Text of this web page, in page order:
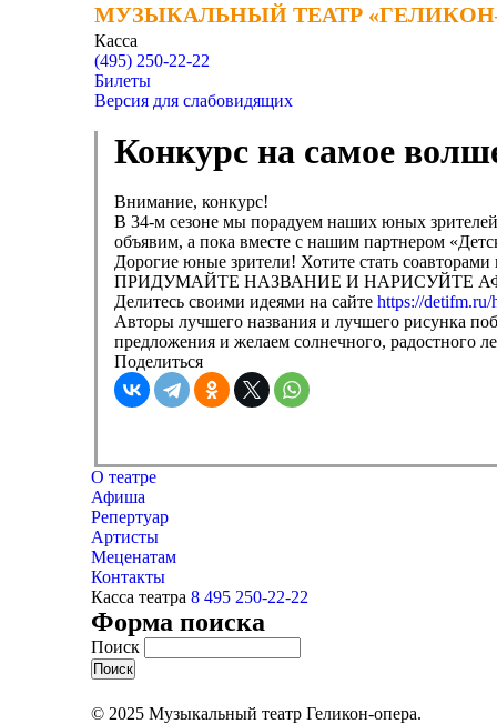
МУЗЫКАЛЬНЫЙ ТЕАТР
МУЗЫКАЛЬНЫЙ ТЕАТР
Касса
(495) 250-22-22
Билеты
Версия для слабовидящих
Конкурс на самое
Внимание, конкурс!
В 34-м сезоне мы порадуем наших юных
объявим, а пока вместе с нашим партнером
Дорогие юные зрители! Хотите стать
ПРИДУМАЙТЕ НАЗВАНИЕ И НАРИСУЙТЕ
Делитесь своими идеями на сайте https://
Авторы лучшего названия и лучшего рисунка
предложения и желаем солнечного, радостного
Поделиться
О театре
Афиша
Репертуар
Артисты
Меценатам
Контакты
Касса театра 8 495 250-22-22
Форма поиска
Поиск
© 2025 Музыкальный театр Геликон-опера.